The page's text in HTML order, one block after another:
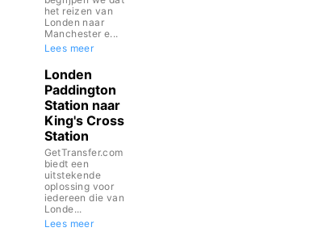
het reizen van
Londen naar
Manchester e...
Lees meer
Londen
Paddington
Station naar
King's Cross
Station
GetTransfer.com
biedt een
uitstekende
oplossing voor
iedereen die van
Londe...
Lees meer